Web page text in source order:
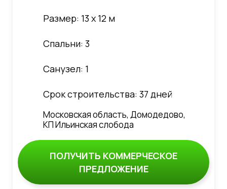
Размер: 13 х 12 м
Спальни: 3
Санузел: 1
Срок строительства: 37 дней
Московская область, Домодедово,
КП Ильинская слобода
ПОЛУЧИТЬ КОММЕРЧЕСКОЕ
ПРЕДЛОЖЕНИЕ